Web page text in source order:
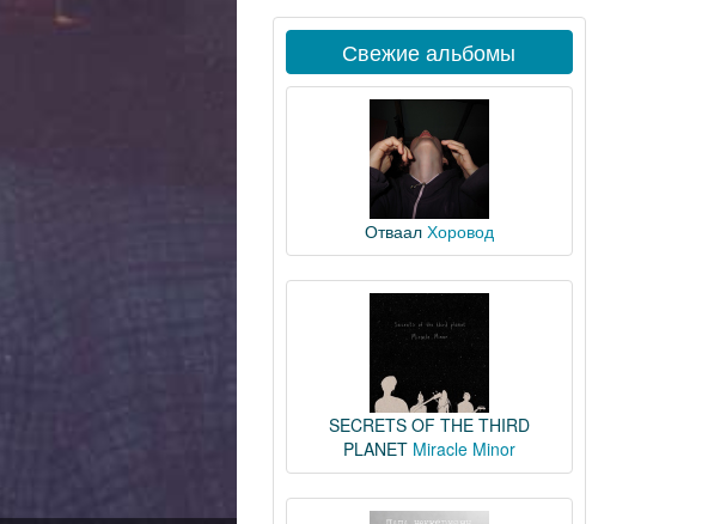
Свежие альбомы
Отваал Хоровод
SECRETS OF THE THIRD
PLANET Miracle Minor